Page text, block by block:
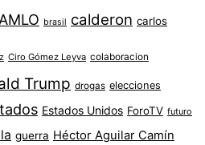
brasil calderon carlos
Ciro Gómez Leyva colaboracion
Trump drogas elecciones
Estados Unidos ForoTV futuro
guerra Héctor Aguilar Camín